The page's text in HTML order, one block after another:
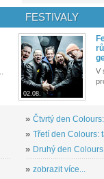
FESTIVALY
02.08.
V
» Čtvrtý den
» Třetí den Colours:
» Druhý den
» zobrazit více...